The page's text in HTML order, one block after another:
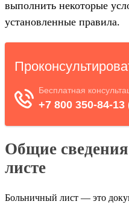
выполнить некоторые
установленные правила.
Общие
листе
Больничный лист — это